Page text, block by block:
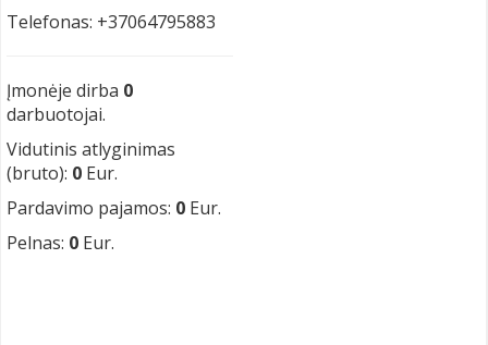
Telefonas: +37064795883
Įmonėje dirba 0
darbuotojai.
Vidutinis atlyginimas
(bruto): 0 Eur.
Pardavimo pajamos: 0 Eur.
Pelnas: 0 Eur.